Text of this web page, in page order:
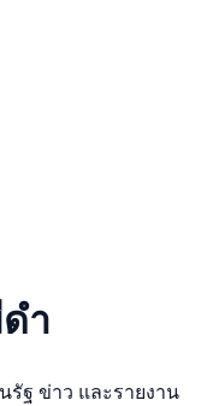
ำ
ฐ ข่าว และรายงาน